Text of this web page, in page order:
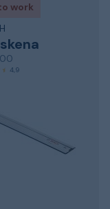
work
4,9